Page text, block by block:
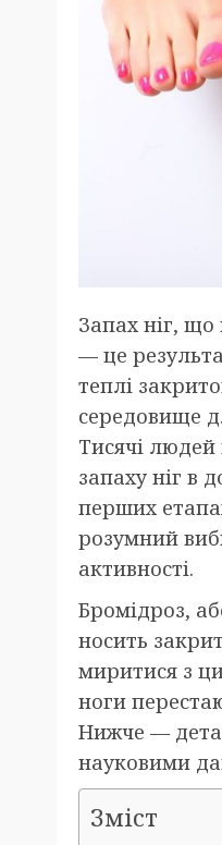
Запах ніг,
— це
теплі
середовище
Тисячі
запаху ніг в
перших
розумний
активності.
Бромідроз,
носить
миритися з
ноги
Нижче —
науковими
Зміст